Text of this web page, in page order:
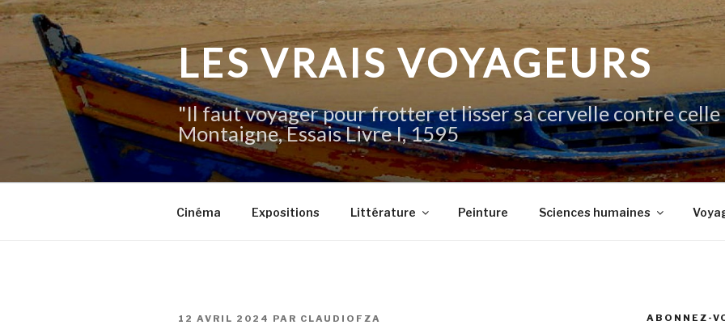
Aller
au
contenu
principal
LES VRAIS VOYAGEURS
"Il faut voyager pour frotter et lisser sa cervelle contre
Montaigne, Essais Livre I, 1595
Cinéma Expositions Littérature Peinture Sciences humaines
PUBLIÉ
12 AVRIL 2024 PAR CLAUDIOFZA ABONNEZ-